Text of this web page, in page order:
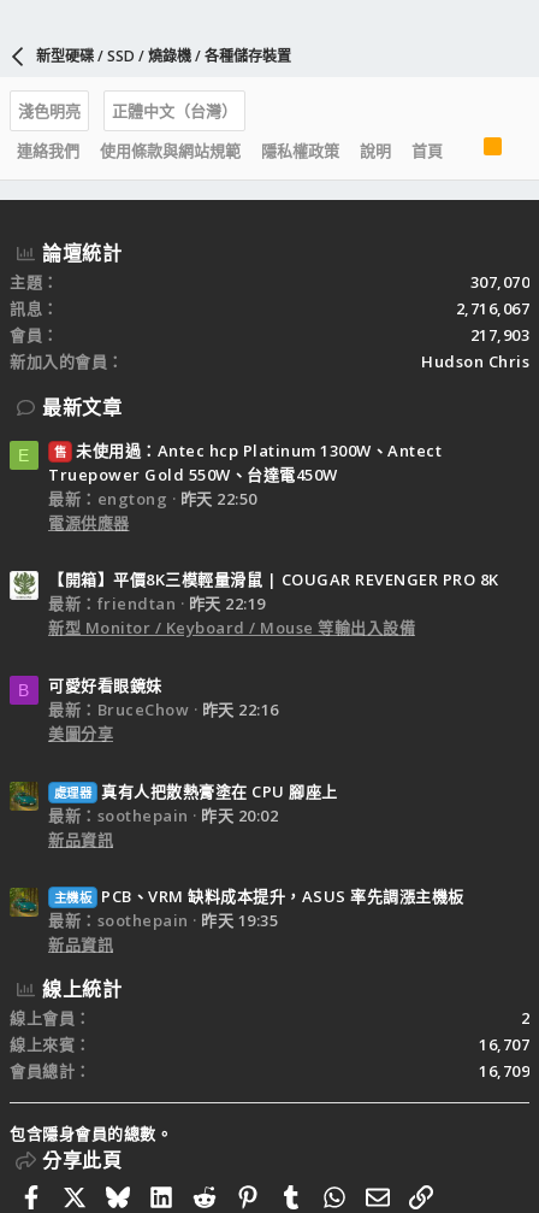
新型硬碟 / SSD / 燒錄機 / 各種儲存裝置
淺色明亮
正體中文（台灣）
連絡我們
使用條款與網站規範 隱私權政策 說明 首頁
S
論壇統計
主題
307,070
訊息
2,716,067
會員
217,903
新加入的會員
Hudson Chris
最新文章
E 售 未使用過：Antec hcp Platinum 1300W、Antect
Truepower Gold 550W、台達電450W
最新：engtong
昨天 22:50
電源供應器
【開箱】平價8K三模輕量滑鼠 | COUGAR REVENGER PRO 8K
最新：friendtan
昨天 22:19
新型 Monitor / Keyboard / Mouse 等輸出入設備
B
可愛好看眼鏡妹
最新：BruceChow
昨天 22:16
美圖分享
處理器 真有人把散熱膏塗在 CPU 腳座上
最新：soothepain
昨天 20:02
新品資訊
主機板
PCB、VRM 缺料成本提升，ASUS 率先調漲主機板
最新：soothepain
昨天 19:35
新品資訊
線上統計
線上會員
2
線上來賓
16,707
會員總計
16,709
包含隱身會員的總數。
分享此頁
FacebookBlueskyLinkedIn
RedditPinterestTumblrWhatsApp
電子郵件
連結